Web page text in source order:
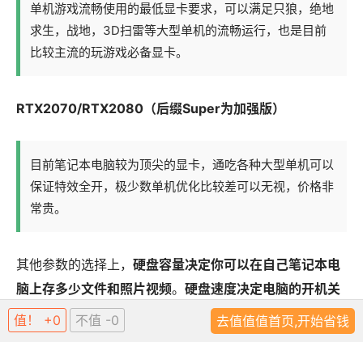
单机游戏流畅使用的最低显卡要求，可以满足只狼，绝地
求生，战地，3D扫雷等大型单机的流畅运行，也是目前
比较主流的玩游戏必备显卡。
RTX2070/RTX2080（后缀Super为加强版）
目前笔记本电脑较为顶尖的显卡，通吃各种大型单机可以
保证特效全开，极少数单机优化比较差可以无视，价格非
常贵。
其他参数的选择上， 硬盘容量决定你可以在自己笔记本电
脑上存多少文件和照片视频。 硬盘速度决定电脑的开机关
机，载入软件和整体使用的流畅度 。这就是为什么有的人
的电脑一卡，就会选择换固态硬盘的原因。
值！ +0 不值 -0 去值值值首页,开始省钱